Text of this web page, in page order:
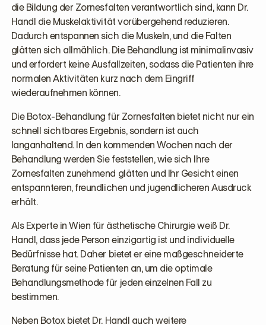
die Bildung der Zornesfalten verantwortlich sind, kann Dr.
Handl die Muskelaktivität vorübergehend reduzieren.
Dadurch entspannen sich die Muskeln, und die Falten
glätten sich allmählich. Die Behandlung ist minimalinvasiv
und erfordert keine Ausfallzeiten, sodass die Patienten ihre
normalen Aktivitäten kurz nach dem Eingriff
wiederaufnehmen können.
Die Botox-Behandlung für Zornesfalten bietet nicht nur ein
schnell sichtbares Ergebnis, sondern ist auch
langanhaltend. In den kommenden Wochen nach der
Behandlung werden Sie feststellen, wie sich Ihre
Zornesfalten zunehmend glätten und Ihr Gesicht einen
entspannteren, freundlichen und jugendlicheren Ausdruck
erhält.
Als Experte in Wien für ästhetische Chirurgie weiß Dr.
Handl, dass jede Person einzigartig ist und individuelle
Bedürfnisse hat. Daher bietet er eine maßgeschneiderte
Beratung für seine Patienten an, um die optimale
Behandlungsmethode für jeden einzelnen Fall zu
bestimmen.
Neben Botox bietet Dr. Handl auch weitere